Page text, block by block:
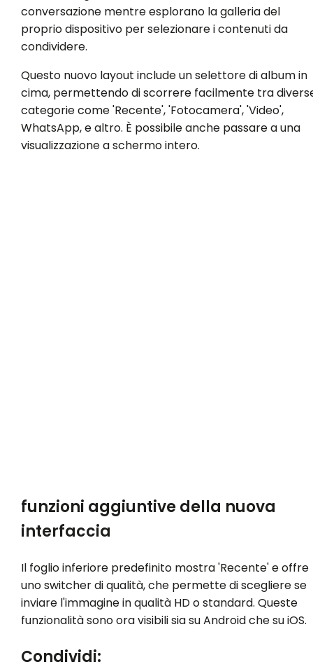
conversazione mentre esplorano la galleria del
proprio dispositivo per selezionare i contenuti da
condividere.
Questo nuovo layout include un selettore di album in
cima, permettendo di scorrere facilmente tra
categorie come 'Recente', 'Fotocamera', 'Video',
WhatsApp, e altro. È possibile anche passare a una
visualizzazione a schermo intero.
funzioni aggiuntive della nuova
interfaccia
Il foglio inferiore predefinito mostra 'Recente' e offre
uno switcher di qualità, che permette di scegliere se
inviare l'immagine in qualità HD o standard. Queste
funzionalità sono ora visibili sia su Android che su iOS.
Condividi: